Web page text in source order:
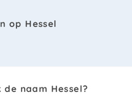
op Hessel
de naam Hessel?